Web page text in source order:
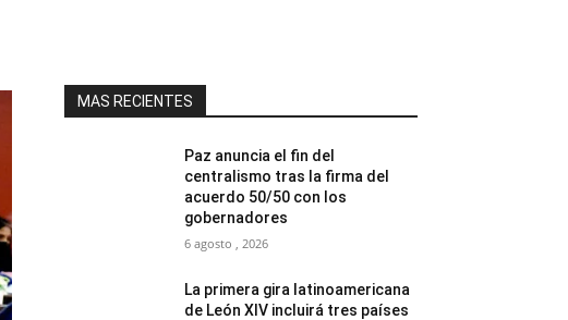
MAS RECIENTES
Paz anuncia el fin del
centralismo tras la firma del
acuerdo 50/50 con los
gobernadores
6 agosto , 2026
La primera gira latinoamericana
de León XIV incluirá tres países